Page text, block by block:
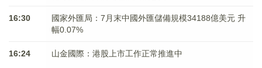
16:30
國家外匯局：7月末中國外匯儲備規模34188億美元 升
幅0.07%
16:24 山金國際：港股上市工作正常推進中